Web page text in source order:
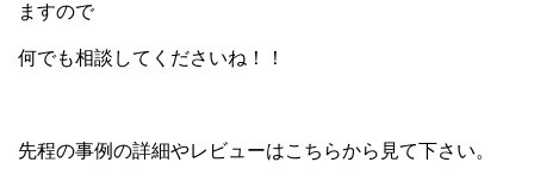
ますので
何でも相談してくださいね！！
先程の事例の詳細やレビューはこちらから見て下さい。